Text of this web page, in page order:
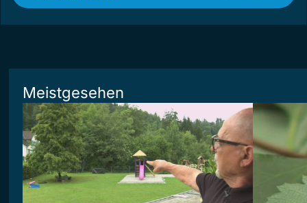
Meistgesehen